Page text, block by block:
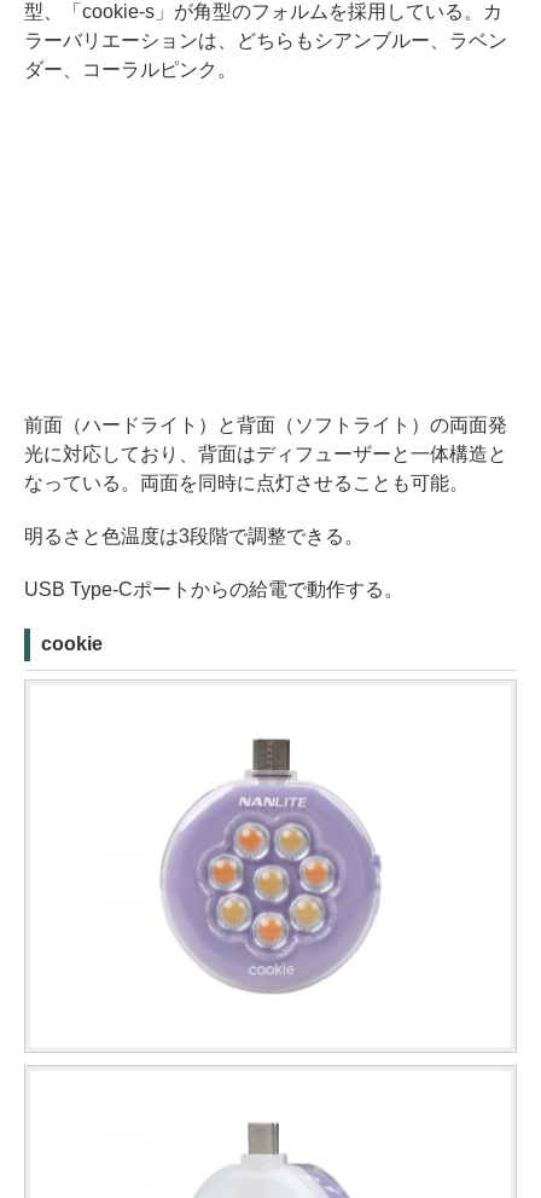
型、「cookie-s」が角型のフォルムを採用している。カ
ラーバリエーションは、どちらもシアンブルー、ラベン
ダー、コーラルピンク。
前面（ハードライト）と背面（ソフトライト）の両面発
光に対応しており、背面はディフューザーと一体構造と
なっている。両面を同時に点灯させることも可能。
明るさと色温度は3段階で調整できる。
USB Type-Cポートからの給電で動作する。
cookie